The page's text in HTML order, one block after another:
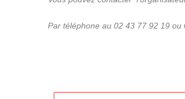
Par téléphone au 02 43 77 92 19 ou